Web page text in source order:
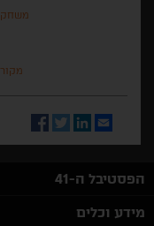
משחק
מקור
Email
LinkedIn
Twitter
Facebook
הפסטיבל ה-41
מידע וכלים